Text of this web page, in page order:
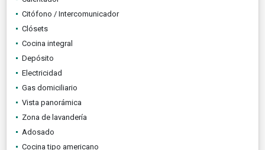
Citófono / Intercomunicador
Clósets
Cocina integral
Depósito
Electricidad
Gas domiciliario
Vista panorámica
Zona de lavandería
Adosado
Cocina tipo americano